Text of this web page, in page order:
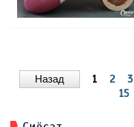
Назад 1 2 3
15